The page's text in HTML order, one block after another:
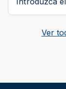
Ver